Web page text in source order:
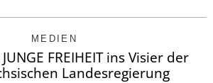
MEDIEN
FREIHEIT ins Visier der
Landesregierung